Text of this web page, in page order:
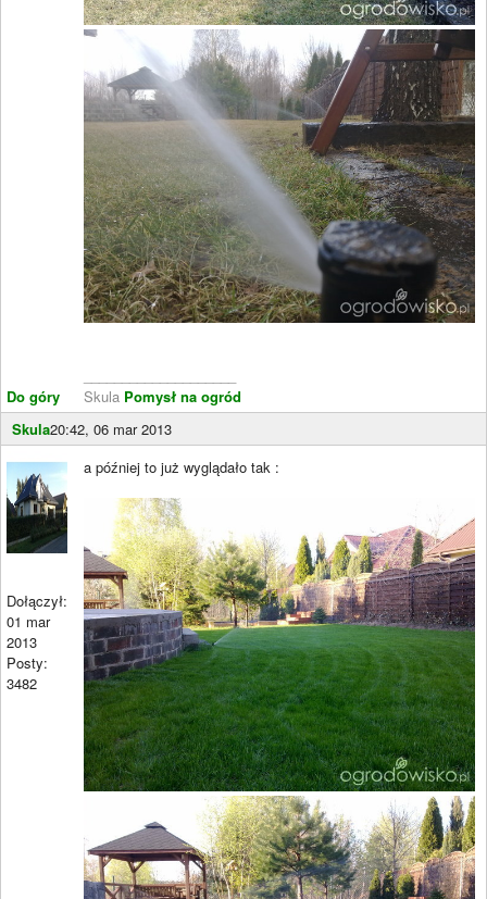
Do góry
Skula Pomysł na ogród
Skula20:42, 06 mar 2013
Dołączył:
01 mar
2013
Posty:
3482
a później to już wyglądało tak :